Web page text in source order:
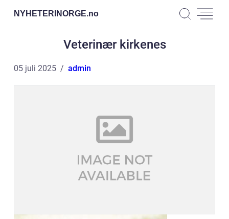
NYHETERINORGE.no
Veterinær kirkenes
05 juli 2025 admin